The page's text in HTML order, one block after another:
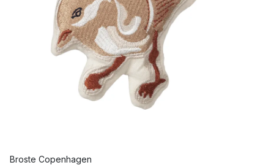
Broste Copenhagen